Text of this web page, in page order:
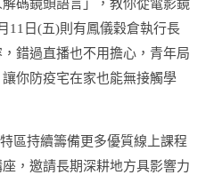
碼鏡頭語言」，教你從電影鏡
11日(五)則有鳳儀穀倉執行長
錯過直播也不用擔心，青年局
你防疫宅在家也能無接觸學
區持續籌備更多優質線上課程
，邀請長期深耕地方具影響力